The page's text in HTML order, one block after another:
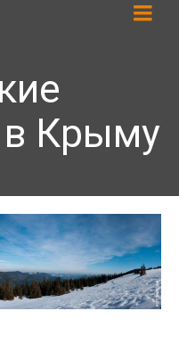
в Крыму